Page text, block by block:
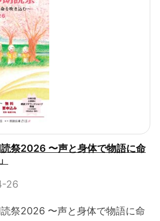
読祭2026 〜声と身体で物語に命
26
読祭2026 〜声と身体で物語に命